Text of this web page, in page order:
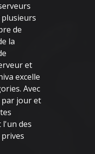
de
la
et
excelle
Avec
par jour et
l'un des